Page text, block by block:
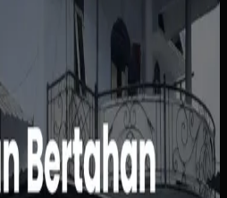
dan data penghuni masih
rawan tertinggal atau salah
harus bertanya satu per satu
harga, atau